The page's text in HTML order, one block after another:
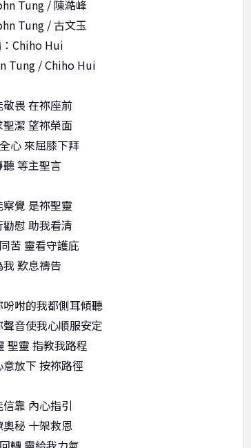
Tung / 陳澔峰
Tung / 古文玉
Chiho Hui
Tung / Chiho Hui
敬畏 在祢座前
聖潔 望祢榮面
心 來屈膝下拜
聽 等主聖言
察覺 是祢聖靈
勸慰 助我看清
苦 靈看守護庇
我 歎息禱告
咐的我都側耳傾聽
音使我心順服安定
聖靈 指教我路程
意放下 按祢路徑
靠 內心指引
奧秘 十架救恩